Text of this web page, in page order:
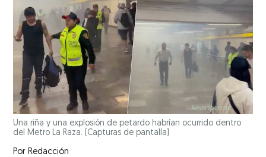
Una riña y una explosión de petardo habrían ocurrido dentro
del Metro La Raza.
(Capturas de pantalla)
Por Redacción